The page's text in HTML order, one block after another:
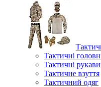
Тактичні
Тактичні
Тактичне взуття
Тактичний одяг